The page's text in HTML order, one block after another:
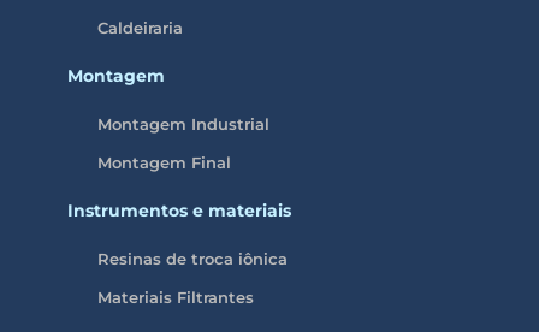
Caldeiraria
Montagem
Montagem Industrial
Montagem Final
Instrumentos e materiais
Resinas de troca iônica
Materiais Filtrantes